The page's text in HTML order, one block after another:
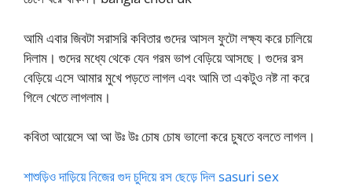
আমি এবার জিবটা সরাসরি কবিতার গুদের আসল ফুটো লক্ষ্য করে চালিয়ে
দিলাম। গুদের মধ্যে থেকে যেন গরম ভাপ বেড়িয়ে আসছে। গুদের রস
বেড়িয়ে এসে আমার মুখে পড়তে লাগল এবং আমি তা একটুও নষ্ট না করে
গিলে খেতে লাগলাম।
কবিতা আয়েসে আ আ উঃ উঃ চোষ চোষ ভালো করে চুষতে বলতে লাগল।
শাশুড়িও দাড়িয়ে নিজের গুদ চুদিয়ে রস ছেড়ে দিল sasuri sex